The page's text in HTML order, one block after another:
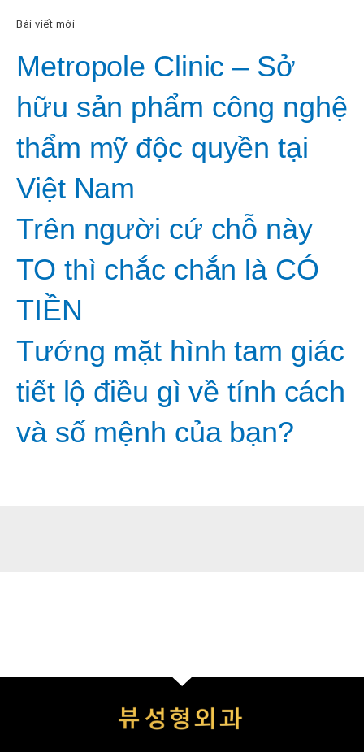
Bài viết mới
Metropole Clinic – Sở
hữu sản phẩm công nghệ
thẩm mỹ độc quyền tại
Việt Nam
Trên người cứ chỗ này
TO thì chắc chắn là CÓ
TIỀN
Tướng mặt hình tam giác
tiết lộ điều gì về tính cách
và số mệnh của bạn?